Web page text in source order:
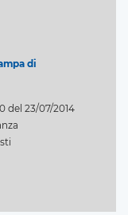
di
del 23/07/2014